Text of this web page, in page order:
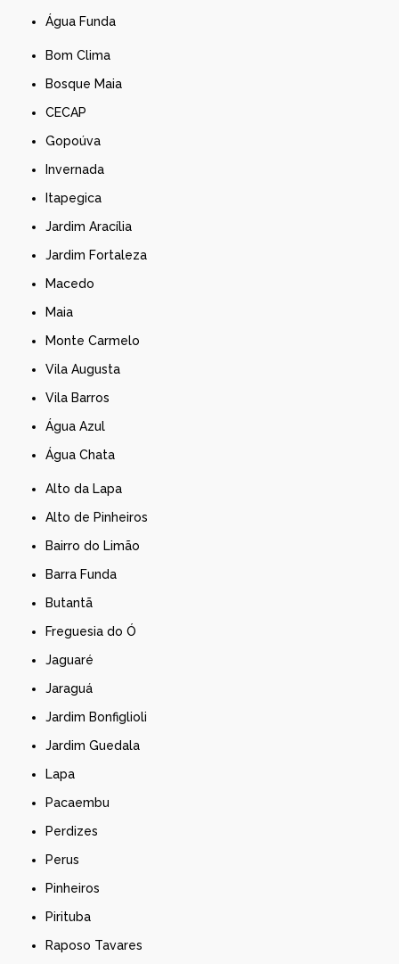
Água Funda
Bom Clima
Bosque Maia
CECAP
Gopoúva
Invernada
Itapegica
Jardim Aracília
Jardim Fortaleza
Macedo
Maia
Monte Carmelo
Vila Augusta
Vila Barros
Água Azul
Água Chata
Alto da Lapa
Alto de Pinheiros
Bairro do Limão
Barra Funda
Butantã
Freguesia do Ó
Jaguaré
Jaraguá
Jardim Bonfiglioli
Jardim Guedala
Lapa
Pacaembu
Perdizes
Perus
Pinheiros
Pirituba
Raposo Tavares